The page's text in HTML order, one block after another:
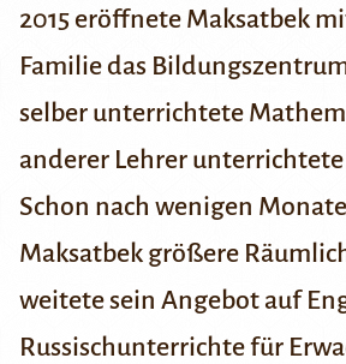
2015 eröffnete Maksatbek
Familie das
selber unterrichtete
anderer Lehrer unterrichtete
Schon nach wenigen
Maksatbek größere
weitete sein Angebot auf
Russischunterrichte für